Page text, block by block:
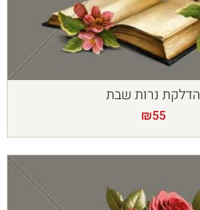
הדלקת נרות שבת
₪55